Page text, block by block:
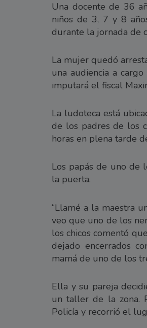
Una docente de 36
niños de 3, 7 y 8
durante la jornada de
La mujer quedó
una audiencia a
imputará el fiscal
La ludoteca está
de los padres de los
horas en plena tarde
Los papás de uno de
la puerta.
“Llamé a la maestra
veo que uno de los
los chicos comentó
dejado encerrados
mamá de uno de los
Ella y su pareja
un taller de la zona.
Policía y recorrió el